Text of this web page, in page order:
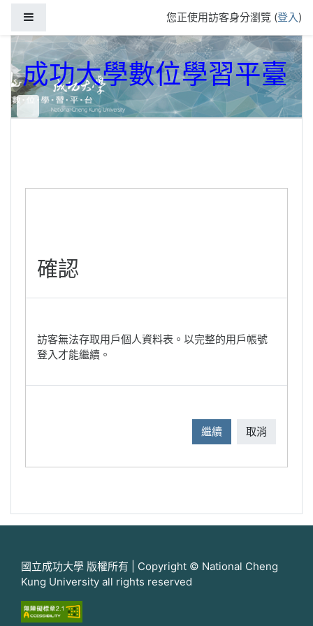
您正使用訪客身分瀏覽 (登入)
成功大學數位學習平臺
確認
訪客無法存取用戶個人資料表。以完整的用戶帳號
登入才能繼續。
繼續 取消
國立成功大學 版權所有 | Copyright © National Cheng
Kung University all rights reserved